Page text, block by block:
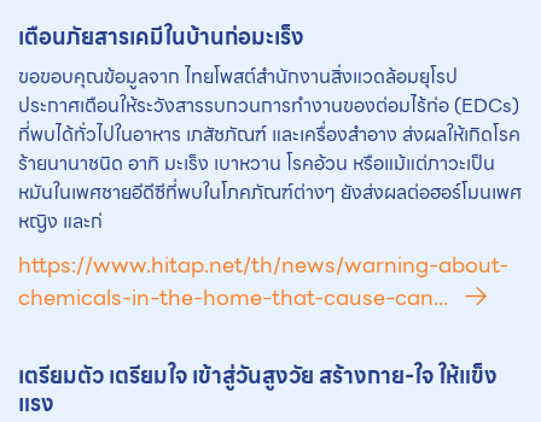
เตือนภัยสารเคมีในบ้านก่อมะเร็ง
ขอขอบคุณข้อมูลจาก ไทยโพสต์สำนักงานสิ่งแวดล้อมยุโรป
ประกาศเตือนให้ระวังสารรบกวนการทำงานของต่อมไร้ท่อ (EDCs)
ที่พบได้ทั่วไปในอาหาร เภสัชภัณฑ์ และเครื่องสำอาง ส่งผลให้เกิดโรค
ร้ายนานาชนิด อาทิ มะเร็ง เบาหวาน โรคอ้วน หรือแม้แต่ภาวะเป็น
หมันในเพศชายอีดีซีที่พบในโภคภัณฑ์ต่างๆ ยังส่งผลต่อฮอร์โมนเพศ
หญิง และก่
https://www.hitap.net/th/news/warning-about-
chemicals-in-the-home-that-cause-can...
เตรียมตัว เตรียมใจ เข้าสู่วันสูงวัย สร้างกาย-ใจ ให้แข็ง
แรง